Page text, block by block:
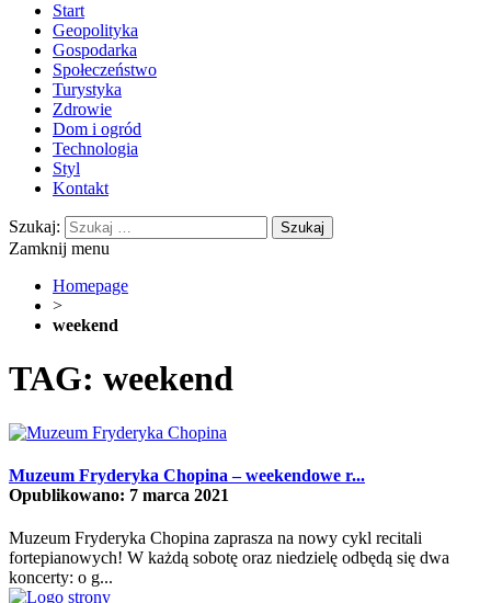
Start
Geopolityka
Gospodarka
Społeczeństwo
Turystyka
Zdrowie
Dom i ogród
Technologia
Styl
Kontakt
Szukaj:
Zamknij menu
Homepage
>
weekend
TAG: weekend
Muzeum Fryderyka Chopina – weekendowe r...
Opublikowano: 7 marca 2021
Muzeum Fryderyka Chopina zaprasza na nowy cykl recitali
fortepianowych! W każdą sobotę oraz niedzielę odbędą się dwa
koncerty: o g...